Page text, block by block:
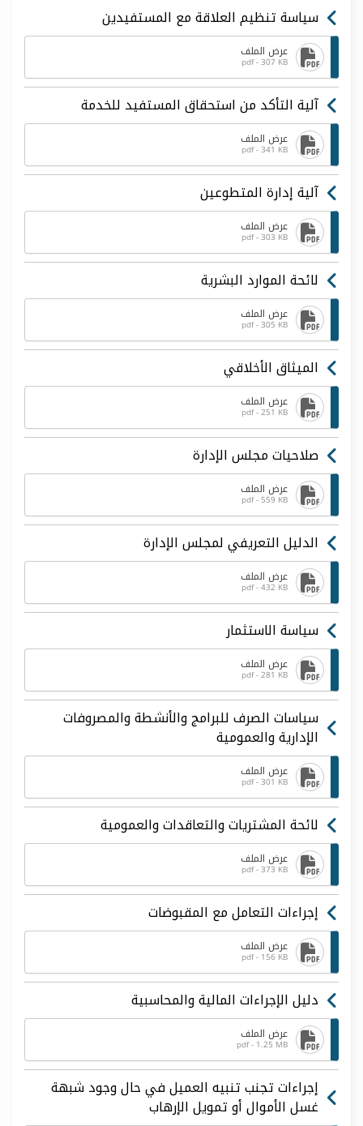
سياسة تنظيم العلاقة مع المستفيدين
عرض الملف
pdf - 307 KB
آلية التأكد من استحقاق المستفيد للخدمة
عرض الملف
pdf - 341 KB
آلية إدارة المتطوعين
عرض الملف
pdf - 303 KB
لائحة الموارد البشرية
عرض الملف
pdf - 305 KB
الميثاق الأخلاقي
عرض الملف
pdf - 251 KB
صلاحيات مجلس الإدارة
عرض الملف
pdf - 559 KB
الدليل التعريفي لمجلس الإدارة
عرض الملف
pdf - 432 KB
سياسة الاستثمار
عرض الملف
pdf - 281 KB
سياسات الصرف للبرامج والأنشطة والمصروفات
الإدارية والعمومية
عرض الملف
pdf - 301 KB
لائحة المشتريات والتعاقدات والعمومية
عرض الملف
pdf - 373 KB
إجراءات التعامل مع المقبوضات
عرض الملف
pdf - 156 KB
دليل الإجراءات المالية والمحاسبية
عرض الملف
pdf - 1.25 MB
إجراءات تجنب تنبيه العميل في حال وجود شبهة
غسل الأموال أو تمويل الإرهاب